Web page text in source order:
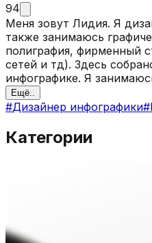
94
Меня зовут Лидия. Я
также занимаюсь
полиграфия, фирменный
сетей и тд). Здесь собрано мое портфолио по
инфографике. Я
инфографики для wildberries
разрабатываю
конкурентов 💫Провожу анализ конкурентов 💫
Индивидуальный подход
Ещё..
#Дизайнер инфографики#
Категории